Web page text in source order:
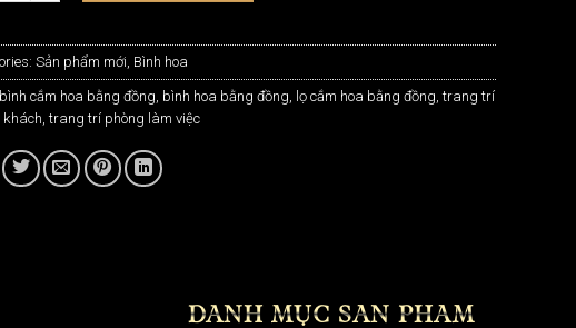
Sản phẩm mới Bình hoa
bình cắm hoa bằng đồng bình hoa bằng đồng lọ cắm hoa bằng đồng ,trang trí
khách ,trang trí phòng làm việc
DANH MỤC SẢN PHẨM